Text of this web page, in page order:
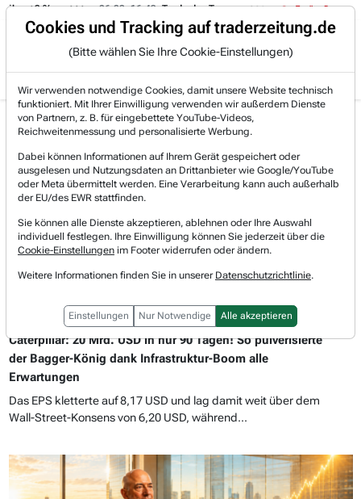
Trading-Room
06.08. 16:49 Trade des Tages 06.08. 16:44 Trade des Tages
Gratis Account Login
Hot-News
04.08.2026 um 14 Uhr
CATERPILLAR
Caterpillar: 20 Mrd. USD in nur 90 Tagen! So pulverisierte
der Bagger-König dank Infrastruktur-Boom alle
Erwartungen
Das EPS kletterte auf 8,17 USD und lag damit weit über dem
Wall-Street-Konsens von 6,20 USD, während...
Cookies und Tracking auf traderzeitung.de
(Bitte wählen Sie Ihre Cookie-Einstellungen)
Wir verwenden notwendige Cookies, damit unsere Website technisch
funktioniert. Mit Ihrer Einwilligung verwenden wir außerdem Dienste
von Partnern, z. B. für eingebettete YouTube-Videos,
Reichweitenmessung und personalisierte Werbung.
Dabei können Informationen auf Ihrem Gerät gespeichert oder
ausgelesen und Nutzungsdaten an Drittanbieter wie Google/YouTube
oder Meta übermittelt werden. Eine Verarbeitung kann auch außerhalb
der EU/des EWR stattfinden.
Sie können alle Dienste akzeptieren, ablehnen oder Ihre Auswahl
individuell festlegen. Ihre Einwilligung können Sie jederzeit über die
Cookie-Einstellungen im Footer widerrufen oder ändern.
Weitere Informationen finden Sie in unserer Datenschutzrichtlinie.
Einstellungen Nur Notwendige Alle akzeptieren